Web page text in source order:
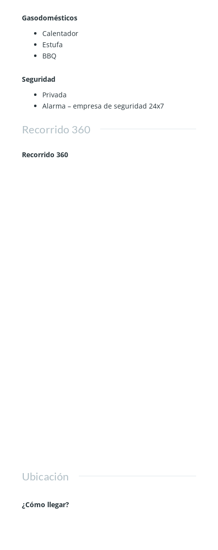
Gasodomésticos
Calentador
Estufa
BBQ
Seguridad
Privada
Alarma – empresa de seguridad 24x7
Recorrido 360
Recorrido 360
Ubicación
¿Cómo llegar?